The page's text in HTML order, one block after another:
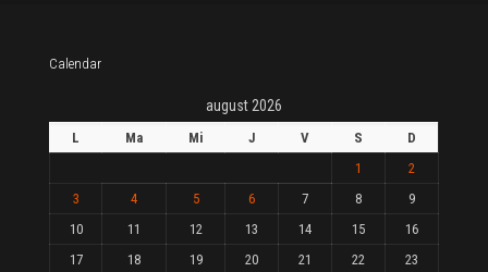
Calendar
august 2026
L Ma Mi J V S
D
1
2
3
4 5 6 7 8
9
10
11 12 13 14 15
16
17
18 19 20 21 22
23